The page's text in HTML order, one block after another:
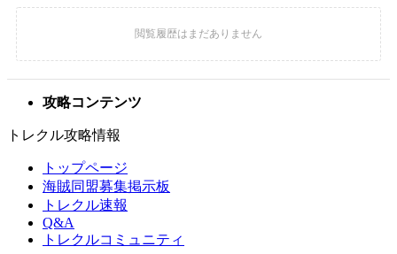
攻略コンテンツ
トレクル攻略情報
トップページ
海賊同盟募集掲示板
トレクル速報
Q&A
トレクルコミュニティ